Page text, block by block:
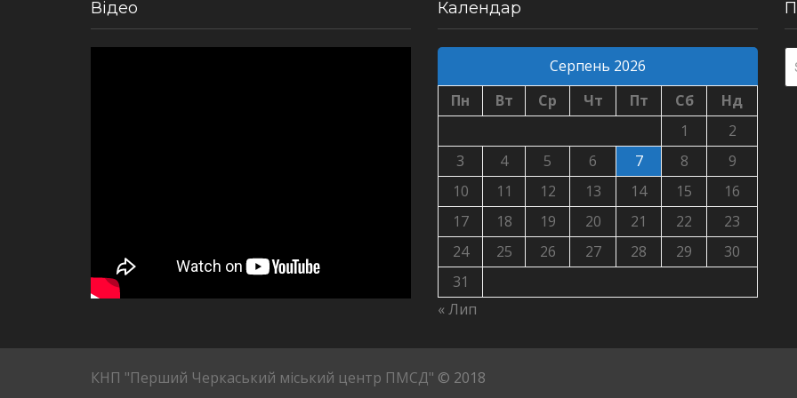
Відео Календар
Серпень 2026
Пн
Вт Ср Чт Пт Сб
Нд
1
2
3
4 5 6 7 8
9
10
11 12 13 14 15
16
17
18 19 20 21 22
23
24
25 26 27 28 29
30
31
« Лип
КНП "Перший Черкаський міський центр ПМСД" © 2018